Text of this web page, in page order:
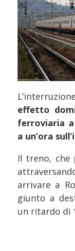
effetto
ferroviaria
a un’ora
Il treno, che
arrivare a
giunto a
un ritardo di